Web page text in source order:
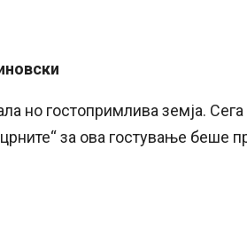
но гостопримлива земја.
за ова гостување беше